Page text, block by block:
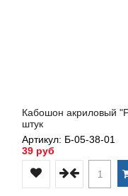
Кабошон акриловый
штук
Артикул: Б-05-38-01
39 руб